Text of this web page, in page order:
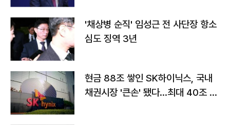
'채상병 순직' 임성근 전 사단장 항소
심도 징역 3년
현금 88조 쌓인 SK하이닉스, 국내
채권시장 '큰손' 됐다…최대 40조 투